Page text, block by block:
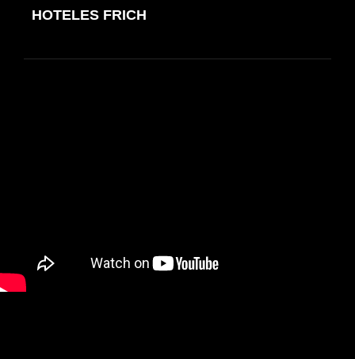
de
ANTERIOR
HOTELES FRICH